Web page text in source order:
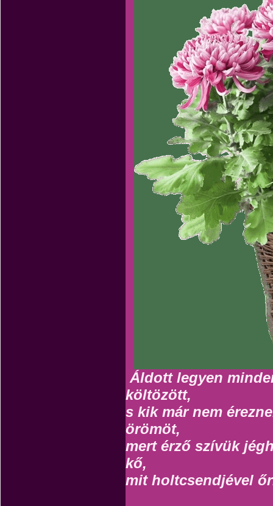
Áldott legyen
költözött,
s kik már nem
örömöt,
mert érző szívük
kő,
mit holtcsendjével